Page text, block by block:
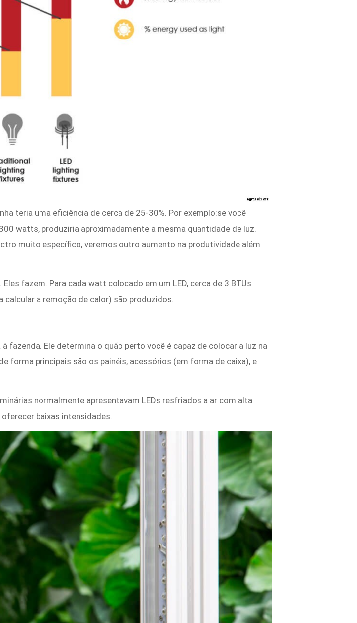
teria uma eficiência de cerca de 25-30%. Por exemplo:se você
watts, produziria aproximadamente a mesma quantidade de luz.
muito específico, veremos outro aumento na produtividade além
fazem. Para cada watt colocado em um LED, cerca de 3 BTUs
a remoção de calor) são produzidos.
fazenda. Ele determina o quão perto você é capaz de colocar a luz na
forma principais são os painéis, acessórios (em forma de caixa), e
normalmente apresentavam LEDs resfriados a ar com alta
baixas intensidades.